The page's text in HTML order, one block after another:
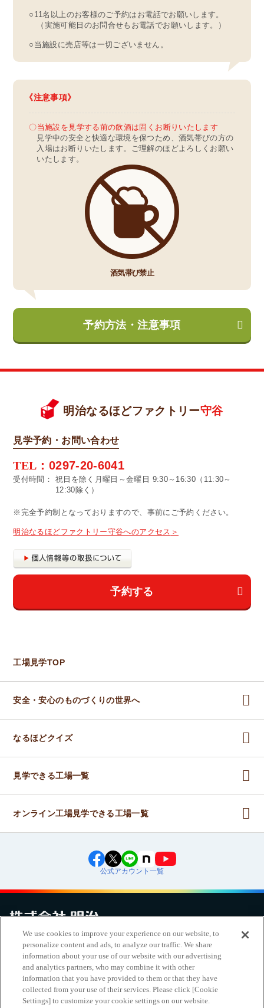
○11名以上のお客様のご予約はお電話でお願いします。
（実施可能日のお問合せもお電話でお願いします。）
○当施設に売店等は一切ございません。
注意事項
〇当施設を見学する前の飲酒は固くお断りいたします
見学中の安全と快適な環境を保つため、酒気帯びの方の
入場はお断りいたします。ご理解のほどよろしくお願い
いたします。
酒気帯び禁止
予約方法・注意事項
明治なるほどファクトリー守谷
見学予約・お問い合わせ
TEL： 0297-20-6041
受付時間：
祝日を除く月曜日～金曜日 9:30～16:30（11:30～
12:30除く）
※完全予約制となっておりますので、事前にご予約ください。
明治なるほどファクトリー守谷へのアクセス
予約する
工場見学TOP
安全・安心のものづくりの世界へ
なるほどクイズ
見学できる工場一覧
オンライン工場見学できる工場一覧
公式アカウント一覧
お問い合わせサイトマップ個人情報保護について電子公告
アクセシビリティへの対応方針ご利用規約明治グループのDX
Cookie Settings
（ ｜ ）
We use cookies to improve your experience on our website, to
personalize content and ads, to analyze our traffic. We share
information about your use of our website with our advertising
and analytics partners, who may combine it with other
information that you have provided to them or that they have
collected from your use of their services. Please click [Cookie
Settings] to customize your cookie settings on our website.